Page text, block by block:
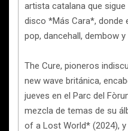
artista catalana que
disco *Más Cara*, donde
pop, dancehall, dembow y
The Cure, pioneros
new wave británica,
jueves en el Parc del
mezcla de temas de su
of a Lost World* (2024),